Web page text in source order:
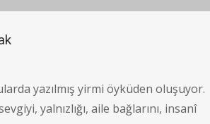
yazılmış yirmi öyküden oluşuyor.
yalnızlığı, aile bağlarını, insanî